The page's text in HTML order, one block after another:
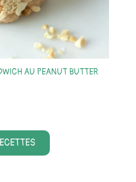
AU PEANUT BUTTER